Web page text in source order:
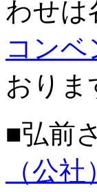
わせは
コンベ
おりま
■弘前
（公